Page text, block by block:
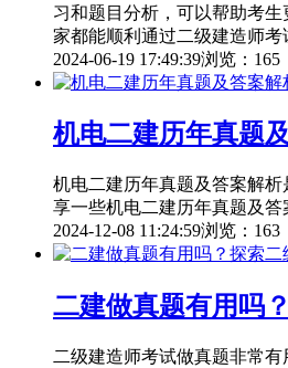
习和题目分析，可以帮助考
家都能顺利通过二级建造师考
2024-06-19 17:49:39浏览：165
机电二建历年真题
机电二建历年真题及答案解
享一些机电二建历年真题及
2024-12-08 11:24:59浏览：163
二建做真题有用吗
二级建造师考试做真题非常